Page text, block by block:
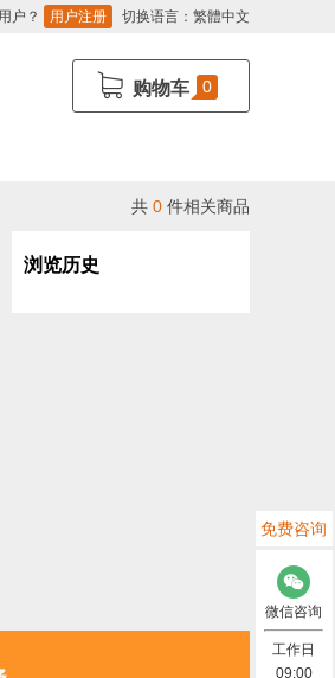
户？ 用户注册 切换语言： 繁體中文
购物车 0
共 0 件相关商品
浏览历史
免费咨询
微信咨询
工作日
09:00